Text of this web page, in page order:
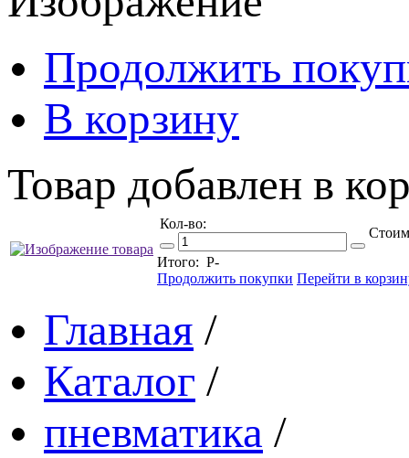
Продолжить
В корзину
Товар добавлен в
Кол-во:
Итого: Р-
Продолжить покупки Перейти в
Главная /
Каталог /
пневматика /